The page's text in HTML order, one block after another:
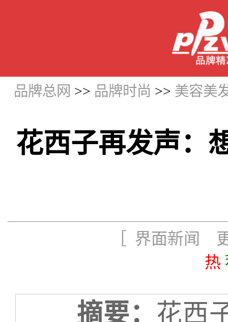
品牌总网 >> 品牌时尚 >> 美容美
花西子再发声：
［ 界面新闻
热
摘要： 花西